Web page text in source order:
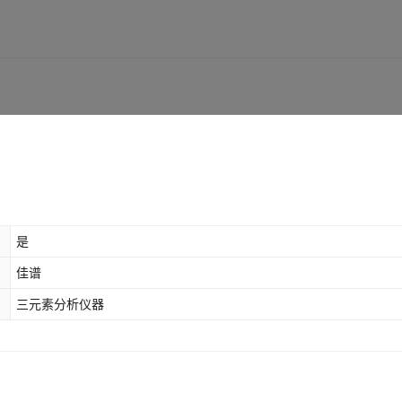
是
佳谱
三元素分析仪器